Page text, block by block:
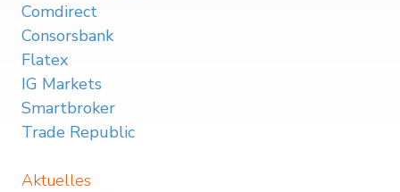
Comdirect
Consorsbank
Flatex
IG Markets
Smartbroker
Trade Republic
Aktuelles